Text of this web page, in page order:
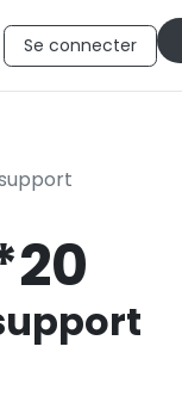
Se connecter